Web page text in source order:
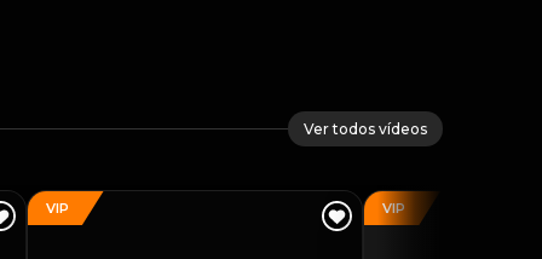
Ver todos vídeos
VIP VIP